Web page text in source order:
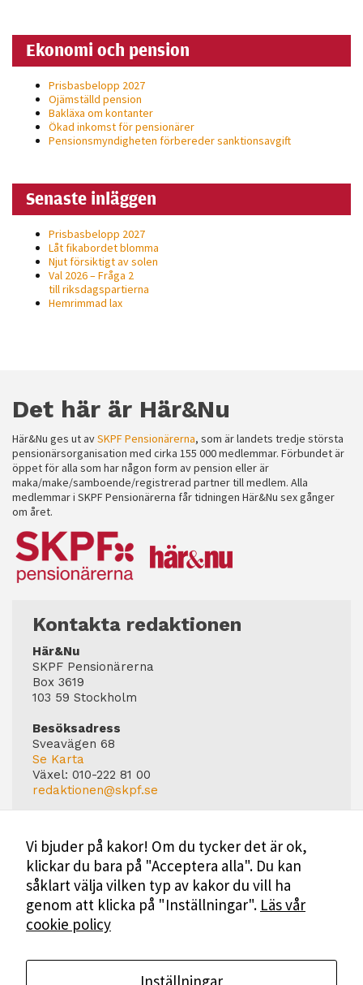
Ekonomi och pension
Prisbasbelopp 2027
Ojämställd pension
Bakläxa om kontanter
Ökad inkomst för pensionärer
Pensionsmyndigheten förbereder sanktionsavgift
Senaste inläggen
Prisbasbelopp 2027
Låt fikabordet blomma
Njut försiktigt av solen
Val 2026 – Fråga 2
till riksdagspartierna
Hemrimmad lax
Det här är Här&Nu
Här&Nu ges ut avSKPF Pensionärerna, som är landets tredje största
pensionärsorganisation med cirka 155 000 medlemmar. Förbundet är
öppet för alla som har någon form av pension eller är
maka/make/samboende/registrerad partner till medlem. Alla
medlemmar i SKPF Pensionärerna får tidningen Här&Nu sex gånger
om året.
Kontakta redaktionen
Här&Nu
SKPF Pensionärerna
Box 3619
103 59 Stockholm
Besöksadress
Sveavägen 68
Se Karta
Växel: 010-222 81 00
redaktionen@skpf.se
Markus Dahlberg
Tel: 0720-88 17 17
markus.dahlberg@skpf.se
Annonsering
Swartling & Bergström Media
Birger Jarlsgatan 110
Tel: 08-545 160 60
Vi bjuder på kakor! Om du tycker det är ok,
klickar du bara på "Acceptera alla". Du kan
såklart välja vilken typ av kakor du vill ha
genom att klicka på "Inställningar". Läs vår
cookie policy
Inställningar
baserat på
För att vår
att försvinna
från
hemsidan.
Marknadsföring
intressen och ditt
personligt